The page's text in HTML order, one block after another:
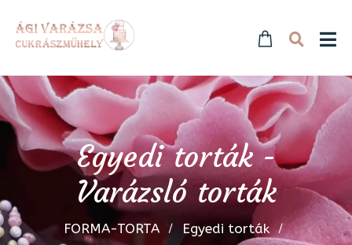
Egyedi torták -
Varázsló torták
FORMA-TORTA
Egyedi torták